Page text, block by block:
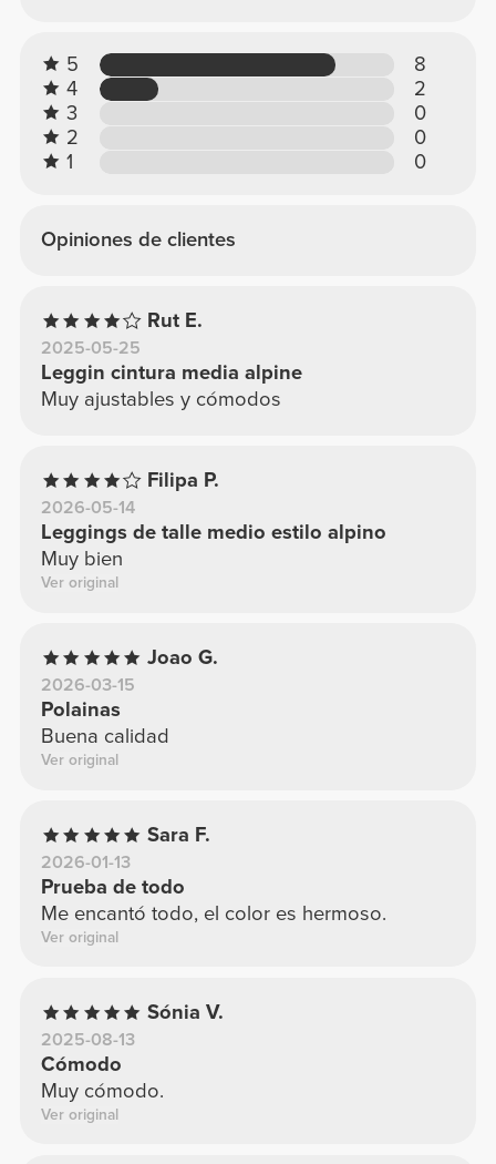
5
8
4
2
3
0
2
0
1
0
Opiniones de clientes
Rut E.
2025-05-25
Leggin cintura media alpine
Muy ajustables y cómodos
Filipa P.
2026-05-14
Leggings de talle medio estilo alpino
Muy bien
Ver original
Joao G.
2026-03-15
Polainas
Buena calidad
Ver original
Sara F.
2026-01-13
Prueba de todo
Me encantó todo, el color es hermoso.
Ver original
Sónia V.
2025-08-13
Cómodo
Muy cómodo.
Ver original